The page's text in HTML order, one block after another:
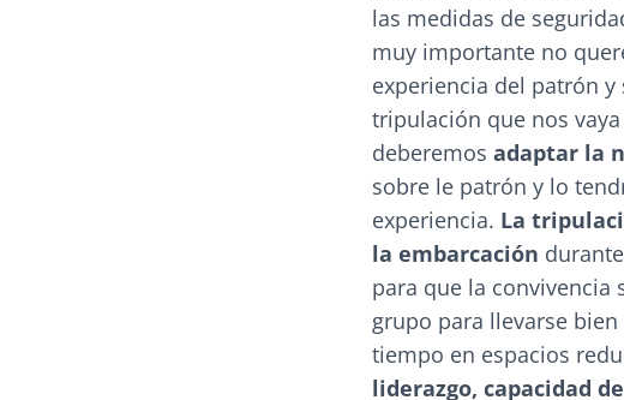
las medidas de
muy importante no
experiencia del patrón
tripulación que nos
deberemos adaptar la
sobre le patrón y lo
experiencia. La
la embarcación
para que la convivencia
grupo para llevarse
tiempo en espacios
liderazgo, capacidad